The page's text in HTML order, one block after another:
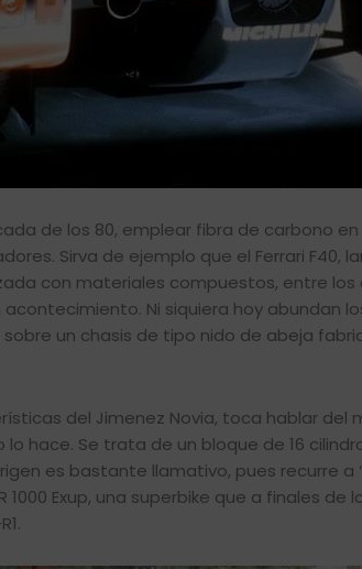
de los 80, emplear fibra de carbono
Sirva de ejemplo que el Ferrari F40,
con materiales compuestos, entre los
Ni siquiera hoy abundan
un chasis de tipo nido de abeja
del Jimenez Novia, toca hablar del
hace. Se trata de un bloque de 16
es bastante llamativo, pues recurre
Exup, una superbike que a finales de